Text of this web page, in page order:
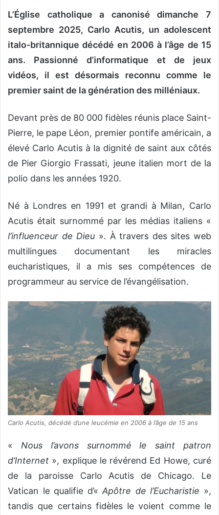
e
L’Église catholique a canonisé dimanche 7
septembre 2025, Carlo Acutis, un adolescent
italo-britannique décédé en 2006 à l’âge de 15
ans. Passionné d’informatique et de jeux
vidéos, il est désormais reconnu comme le
premier saint de la génération des milléniaux.
Devant près de 80 000 fidèles réunis place Saint-
Pierre, le pape Léon, premier pontife américain, a
élevé Carlo Acutis à la dignité de saint aux côtés
de Pier Giorgio Frassati, jeune italien mort de la
polio dans les années 1920.
Né à Londres en 1991 et grandi à Milan, Carlo
Acutis était surnommé par les médias italiens «
l’influenceur de Dieu ». À travers des sites web
multilingues documentant les miracles
eucharistiques, il a mis ses compétences de
programmeur au service de l’évangélisation.
Carlo Acutis, décédé d’une leucémie en 2006 à l’âge de 15 ans
« Nous l’avons surnommé le saint patron
d’Internet », explique le révérend Ed Howe, curé
de la paroisse Carlo Acutis de Chicago. Le
Vatican le qualifie d’«Apôtre de l’Eucharistie »,
tandis que certains fidèles le voient comme le